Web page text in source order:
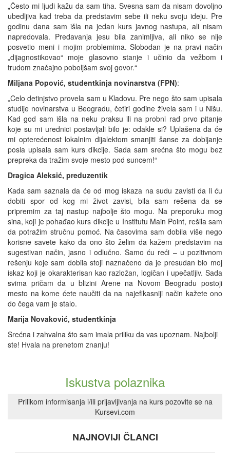
„Često mi ljudi kažu da sam tiha. Svesna sam da nisam dovoljno
ubedljiva kad treba da predstavim sebe ili neku svoju ideju. Pre
godinu dana sam išla na jedan kurs javnog nastupa, ali nisam
napredovala. Predavanja jesu bila zanimljiva, ali niko se nije
posvetio meni i mojim problemima. Slobodan je na pravi način
„dijagnostikovao“ moje glasovno stanje i učinio da vežbom i
trudom značajno poboljšam svoj govor.“
Miljana Popović, studentkinja novinarstva (FPN):
„Celo detinjstvo provela sam u Kladovu. Pre nego što sam upisala
studije novinarstva u Beogradu, četiri godine živela sam i u Nišu.
Kad god sam išla na neku praksu ili na probni rad prvo pitanje
koje su mi urednici postavljali bilo je: odakle si? Uplašena da će
mi opterećenost lokalnim dijalektom smanjiti šanse za dobijanje
posla upisala sam kurs dikcije. Sada sam srećna što mogu bez
prepreka da tražim svoje mesto pod suncem!“
Dragica Aleksić, preduzentik
Kada sam saznala da će od mog iskaza na sudu zavisti da li ću
dobiti spor od kog mi život zavisi, bila sam rešena da se
pripremim za taj nastup najbolje što mogu. Na preporuku mog
sina, koji je pohađao kurs dikcije u Institutu Main Point, rešila sam
da potražim stručnu pomoć. Na časovima sam dobila više nego
korisne savete kako da ono što želim da kažem predstavim na
sugestivan način, jasno i odlučno. Samo ću reći – u pozitivnom
rešenju koje sam dobila stoji naznačeno da je presudan bio moj
iskaz koji je okarakterisan kao razložan, logičan i upečatljiv. Sada
svima pričam da u blizini Arene na Novom Beogradu postoji
mesto na kome ćete naučiti da na najefikasniji način kažete ono
do čega vam je stalo.
Marija Novaković, studentkinja
Srećna i zahvalna što sam imala priliku da vas upoznam. Najbolji
ste! Hvala na prenetom znanju!
Iskustva polaznika
Prilikom informisanja i/ili prijavljivanja na kurs pozovite se na
Kursevi.com
NAJNOVIJI ČLANCI